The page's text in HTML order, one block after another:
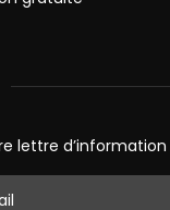
lettre d’information